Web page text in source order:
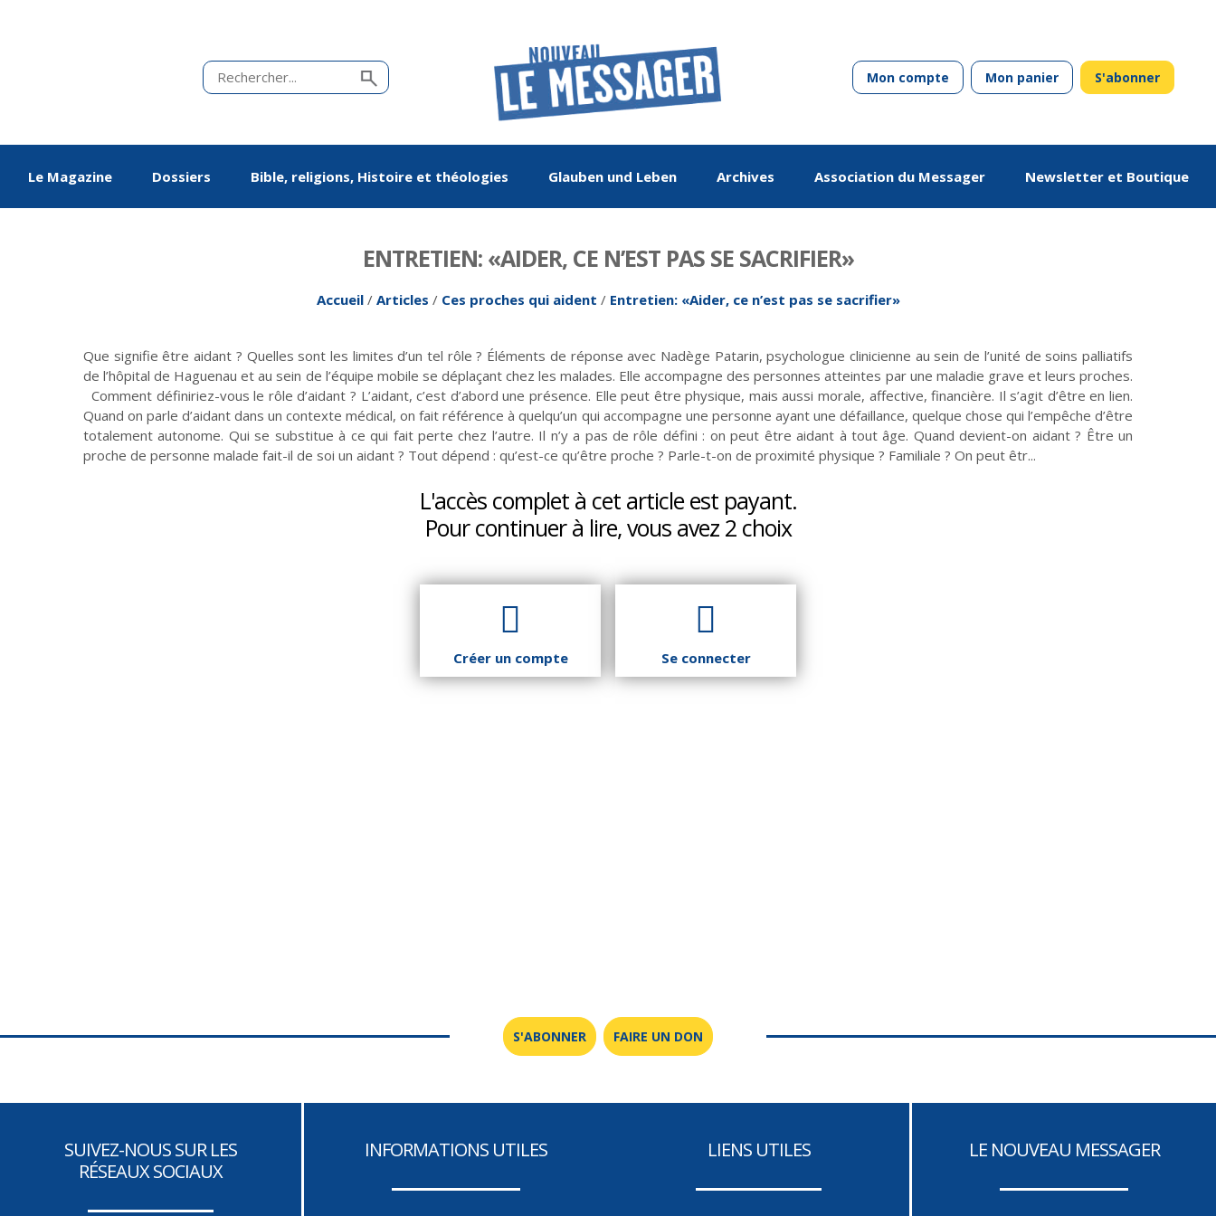
Mon compte Mon panier S'abonner
Le Magazine
Édito Société Entretien La chronique En débat Solidarités
Dossiers
Vivre ou avoir
Équipes unionistes
luthériennes : 100 ans
de vivre ensemble
Le Rhin : Les
méandres d'un fleuve
Œuvre de paix
Que deviennent les
pasteurs ?
Dans les dédales du
mensonge
La laïcité et ses mythes Guetter l'aurore
Bible, religions, Histoire et théologies
Questions de vie Jargon Histoire Religions Théologies
Glauben und Leben
Chroniques en alsacien
Chroniques en
allemand
Archives
De mai-juin 2011 à
mars-avril 2013
De mai-juin 2013 à
mars-avril 2015
De mai-juin 2015 à
mars-avril 2017
De mai-juin 2017 à
septembre-octobre
2019
De novembre-
décembre 2019 à mars-
avril 2021
De mai-juin 2021 à
mars-avril 2023
Association du Messager Newsletter et Boutique
ENTRETIEN: «AIDER, CE N’EST PAS SE SACRIFIER»
Accueil/ Articles / Ces proches qui aident / Entretien: «Aider, ce n’est pas se sacrifier»
Que signifie être aidant ? Quelles sont les limites d’un tel rôle ? Éléments de réponse avec Nadège Patarin, psychologue clinicienne au sein de l’unité de soins palliatifs
de l’hôpital de Haguenau et au sein de l’équipe mobile se déplaçant chez les malades. Elle accompagne des personnes atteintes par une maladie grave et leurs proches.
Comment définiriez-vous le rôle d’aidant ? L’aidant, c’est d’abord une présence. Elle peut être physique, mais aussi morale, affective, financière. Il s’agit d’être en lien.
Quand on parle d’aidant dans un contexte médical, on fait référence à quelqu’un qui accompagne une personne ayant une défaillance, quelque chose qui l’empêche d’être
totalement autonome. Qui se substitue à ce qui fait perte chez l’autre. Il n’y a pas de rôle défini : on peut être aidant à tout âge. Quand devient-on aidant ? Être un
proche de personne malade fait-il de soi un aidant ? Tout dépend : qu’est-ce qu’être proche ? Parle-t-on de proximité physique ? Familiale ? On peut êtr...
L'accès complet à cet article est payant.
Pour continuer à lire, vous avez 2 choix
Créer un compte Se connecter
S'ABONNER FAIRE UN DON
SUIVEZ-NOUS SUR LES
RÉSEAUX SOCIAUX
INFORMATIONS UTILES LIENS UTILES LE NOUVEAU MESSAGER